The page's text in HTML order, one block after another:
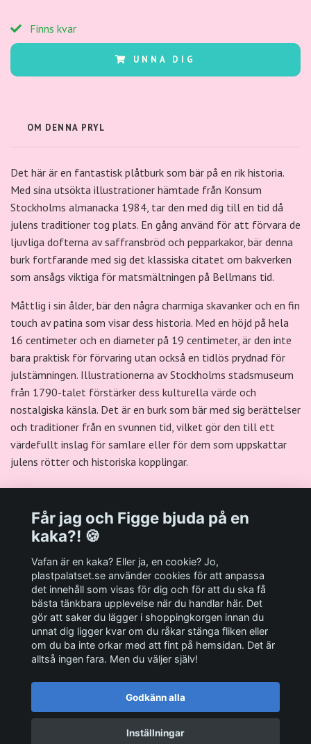
Finns kvar
UNNA DIG
OM DENNA PRYL
Det här är en fantastisk plåtburk som bär på en rik historia.
Med sina utsökta illustrationer hämtade från Konsum
Stockholms almanacka 1984, tar den med dig till en tid då
julens traditioner tog plats. En gång använd för att förvara de
ljuvliga dofterna av saffransbröd och pepparkakor, bär denna
burk fortfarande med sig det klassiska citatet om bakverken
som ansågs viktiga för matsmältningen på Bellmans tid.
Måttlig i sin ålder, bär den några charmiga skavanker och en fin
touch av patina som visar dess historia. Med en höjd på hela
16 centimeter och en diameter på 19 centimeter, är den inte
bara praktisk för förvaring utan också en tidlös prydnad för
julstämningen. Illustrationerna av Stockholms stadsmuseum
från 1790-talet förstärker dess kulturella värde och
nostalgiska känsla. Det är en burk som bär med sig berättelser
och traditioner från en svunnen tid, vilket gör den till ett
värdefullt inslag för samlare eller för dem som uppskattar
julens rötter och historiska kopplingar.
Andra viktiga länkar:
Sociala medier
© 2026 Plastpalatset
Får jag och Figge bjuda på en
kaka?! 🍪
Vafan är en kaka? Eller ja, en cookie? Jo,
plastpalatset.se använder cookies för att anpassa
det innehåll som visas för dig och för att du ska få
bästa tänkbara upplevelse när du handlar här. Det
gör att saker du lägger i shoppingkorgen innan du
unnat dig ligger kvar om du råkar stänga fliken eller
om du ba inte orkar med att fint på hemsidan. Det är
alltså ingen fara. Men du väljer själv!
Godkänn alla
Inställningar